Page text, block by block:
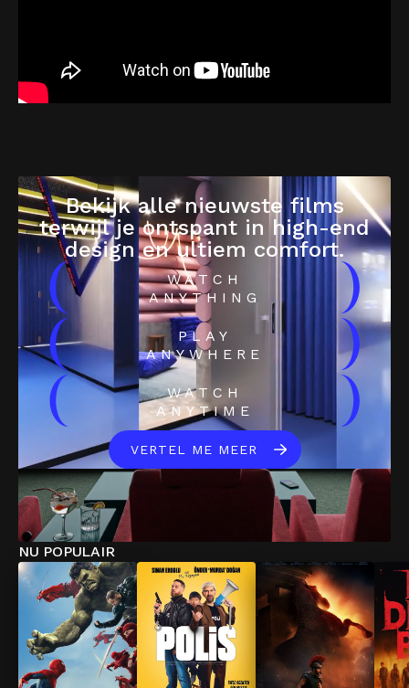
Bekijk alle nieuwste films
terwijl je ontspant in high-end
design en ultiem comfort.
(
WATCH
ANYTHING
)
(
PLAY
ANYWHERE
)
(
WATCH
ANYTIME
)
VERTEL ME MEER
NU POPULAIR